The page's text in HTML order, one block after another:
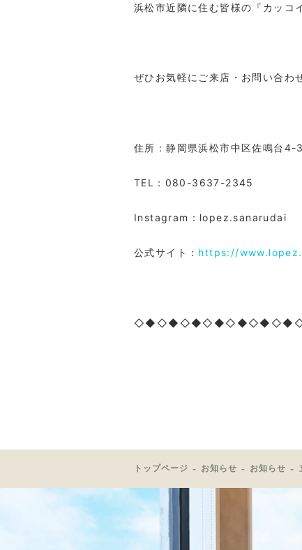
浜松市近隣に住む皆様の『カッコ
ぜひお気軽にご来店・お問い合わ
住所：静岡県浜松市中区佐鳴台4-
TEL ： 080-3637-2345
Instagram ： lopez.sanarudai
公式サイト： https://
トップページ お知らせ お知らせ